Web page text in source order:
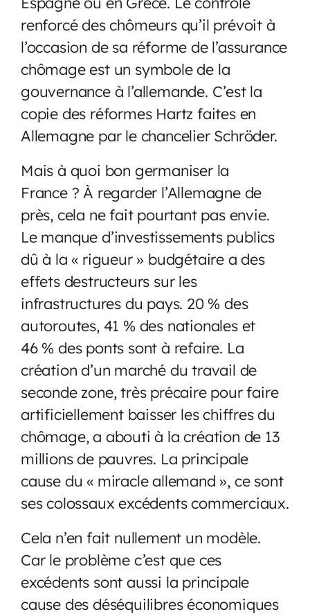
renforcé des chômeurs qu’il prévoit à
l’occasion de sa réforme de l’assurance
chômage est un symbole de la
gouvernance à l’allemande. C’est la
copie des réformes Hartz faites en
Allemagne par le chancelier Schröder.
Mais à quoi bon germaniser la
France ? À regarder l’Allemagne de
près, cela ne fait pourtant pas envie.
Le manque d’investissements publics
dû à la « rigueur » budgétaire a des
effets destructeurs sur les
infrastructures du pays. 20 % des
autoroutes, 41 % des nationales et
46 % des ponts sont à refaire. La
création d’un marché du travail de
seconde zone, très précaire pour faire
artificiellement baisser les chiffres du
chômage, a abouti à la création de 13
millions de pauvres. La principale
cause du « miracle allemand », ce sont
ses colossaux excédents commerciaux.
Cela n’en fait nullement un modèle.
Car le problème c’est que ces
excédents sont aussi la principale
cause des déséquilibres économiques